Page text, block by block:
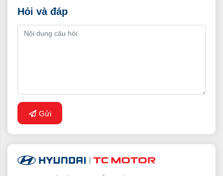
Hộp số 5 cấp
Hệ thống phanh
Hệ thống phanh
phụ khí xả
Tang trống dẫn
động cơ khí
Hỏi và đáp
Gửi